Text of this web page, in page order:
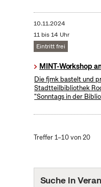
10.11.2024
11 bis 14 Uhr
Eintritt frei
MINT-Workshop
Die fjmk bastelt und
Stadtteilbibliothek
"Sonntags in der
Treffer 1–10 von 20
Suche in